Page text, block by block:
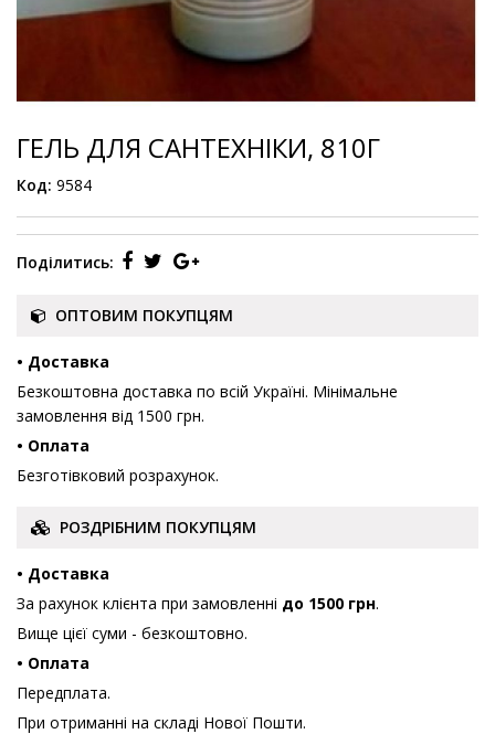
ГЕЛЬ ДЛЯ САНТЕХНІКИ, 810Г
Код: 9584
Поділитись:
ОПТОВИМ ПОКУПЦЯМ
• Доставка
Безкоштовна доставка по всій Україні. Мінімальне
замовлення від 1500 грн.
• Оплата
Безготівковий розрахунок.
РОЗДРІБНИМ ПОКУПЦЯМ
• Доставка
За рахунок клієнта при замовленні до 1500 грн.
Вище цієї суми - безкоштовно.
• Оплата
Передплата.
При отриманні на складі Нової Пошти.